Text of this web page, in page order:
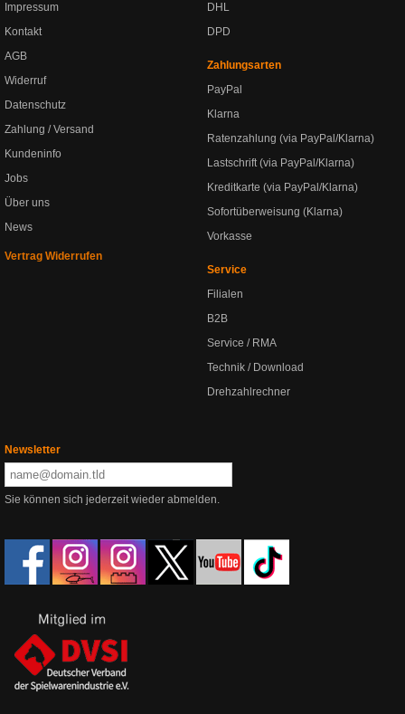
Impressum
Kontakt
AGB
Widerruf
Datenschutz
Zahlung / Versand
Kundeninfo
Jobs
Über uns
News
Vertrag Widerrufen
DHL
DPD
Zahlungsarten
PayPal
Klarna
Ratenzahlung (via PayPal/Klarna)
Lastschrift (via PayPal/Klarna)
Kreditkarte (via PayPal/Klarna)
Sofortüberweisung (Klarna)
Vorkasse
Service
Filialen
B2B
Service / RMA
Technik / Download
Drehzahlrechner
Newsletter
Sie können sich jederzeit wieder abmelden.